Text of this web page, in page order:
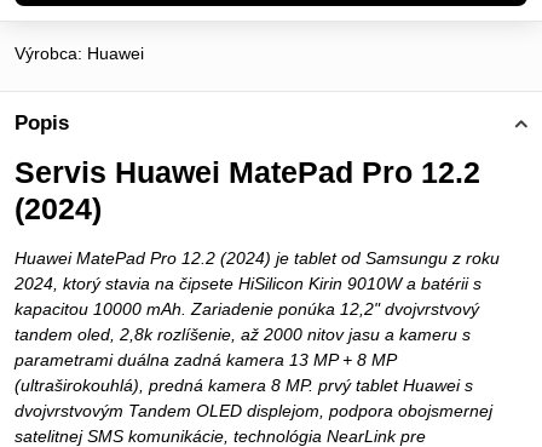
Výrobca: Huawei
Popis
Servis Huawei MatePad Pro 12.2
(2024)
Huawei MatePad Pro 12.2 (2024) je tablet od Samsungu z roku
2024, ktorý stavia na čipsete HiSilicon Kirin 9010W a batérii s
kapacitou 10000 mAh. Zariadenie ponúka 12,2" dvojvrstvový
tandem oled, 2,8k rozlíšenie, až 2000 nitov jasu a kameru s
parametrami duálna zadná kamera 13 MP + 8 MP
(ultraširokouhlá), predná kamera 8 MP. prvý tablet Huawei s
dvojvrstvovým Tandem OLED displejom, podpora obojsmernej
satelitnej SMS komunikácie, technológia NearLink pre